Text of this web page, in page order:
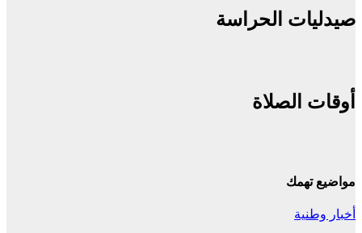
صيدليات الحراسة
أوقات الصلاة
مواضيع تهمك
أخبار وطنية